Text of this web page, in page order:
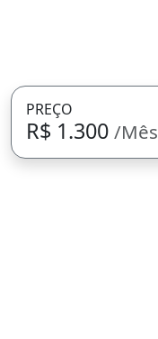
PREÇO
R$ 1.300 /Mês